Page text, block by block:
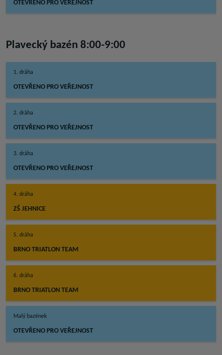
OTEVŘENO PRO VEŘEJNOST
Plavecký bazén 8:00-9:00
1. dráha
OTEVŘENO PRO VEŘEJNOST
2. dráha
OTEVŘENO PRO VEŘEJNOST
3. dráha
OTEVŘENO PRO VEŘEJNOST
4. dráha
ZŠ JEHNICE
5. dráha
BRNO TRIATLON TEAM
6. dráha
BRNO TRIATLON TEAM
Malý bazének
OTEVŘENO PRO VEŘEJNOST